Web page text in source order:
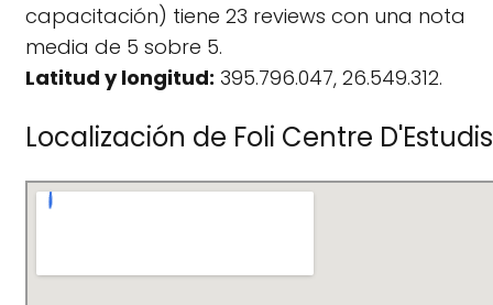
capacitación) tiene 23 reviews con una nota
media de 5 sobre 5.
Latitud y longitud: 395.796.047, 26.549.312.
Localización de Foli Centre D'Estudis